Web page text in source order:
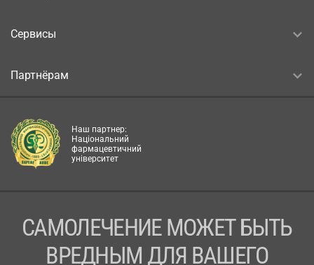
Сервисы
Партнёрам
Наш партнер:
Національний
фармацевтичний
університет
САМОЛЕЧЕНИЕ МОЖЕТ БЫТЬ
ВРЕДНЫМ ДЛЯ ВАШЕГО